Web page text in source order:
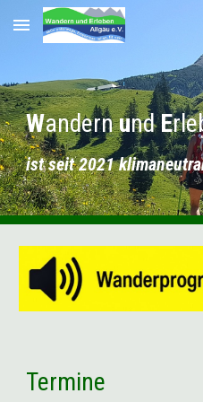
Skip to main content
WandernundE
ist seit 2021
Termine